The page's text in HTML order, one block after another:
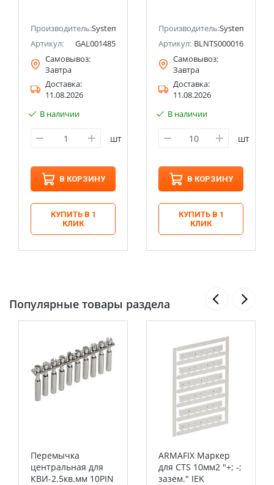
(ранее Schneider Electric)
Производитель:Systeme Electric (ранее Schneider Electric)
Артикул:
GAL001485
Самовывоз:
Завтра
Доставка:
11.08.2026
В наличии
шт
В КОРЗИНУ
КУПИТЬ В 1
КЛИК
Производитель:Systeme
Артикул: BLNTS000016
Самовывоз:
Завтра
Доставка:
11.08.2026
В наличии
шт
В КОРЗИНУ
КУПИТЬ В 1
КЛИК
Популярные товары раздела
Перемычка
центральная для
КВИ-2.5кв.мм 10PIN
ARMAFIX Маркер
для CTS 10мм2 "+; -;
зазем." IEK